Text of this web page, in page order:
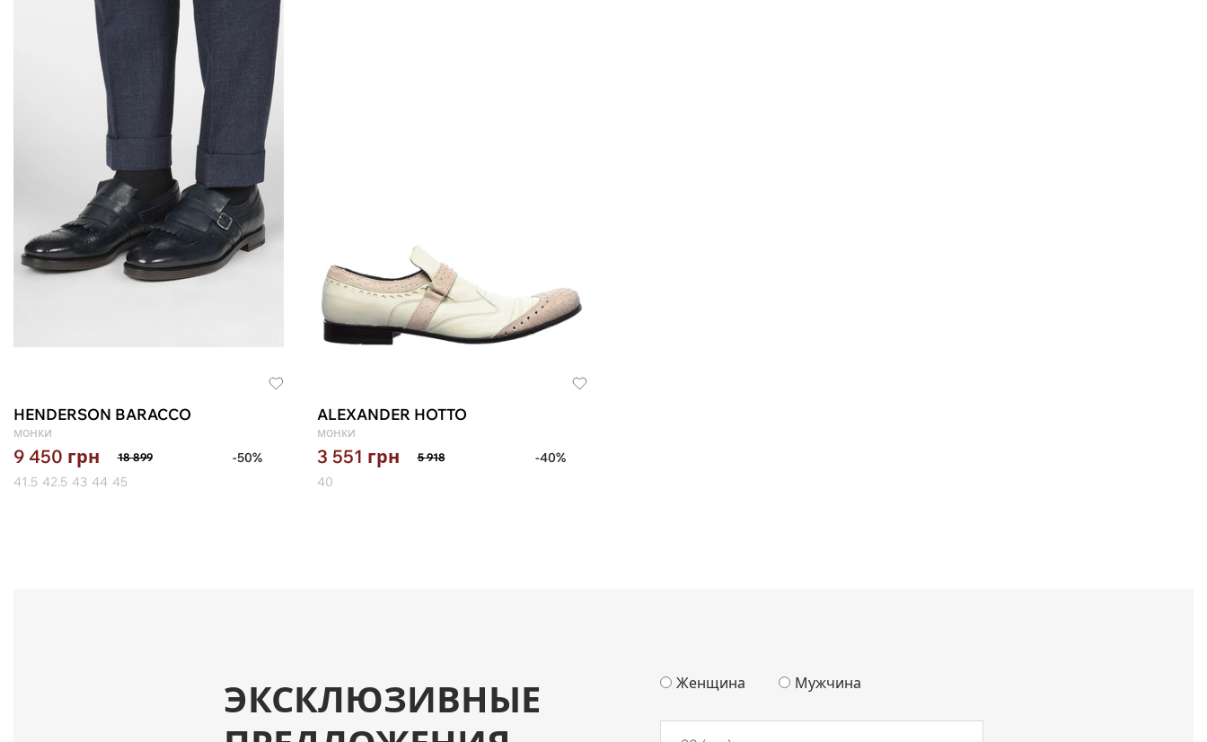
HENDERSON BARACCO
монки
9 450 грн 18 899
-50%
41.5 42.5 43 44 45
ALEXANDER HOTTO
монки
3 551 грн 5 918
-40%
40
ЭКСКЛЮЗИВНЫЕ
Женщина Мужчина